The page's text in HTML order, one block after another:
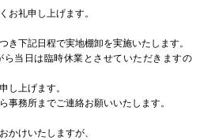
お礼申し上げます。
き下記日程で実地棚卸を実施いたします。
当日は臨時休業とさせていただきますの
し上げます。
事務所までご連絡お願いいたします。
かけいたしますが、